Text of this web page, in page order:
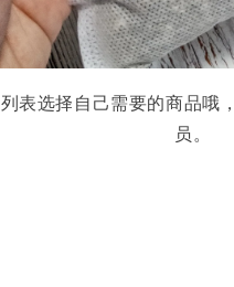
表选择自己需要的商品哦
员。